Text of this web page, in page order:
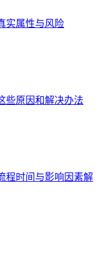
实属性与风险
些原因和解决办法
程时间与影响因素解